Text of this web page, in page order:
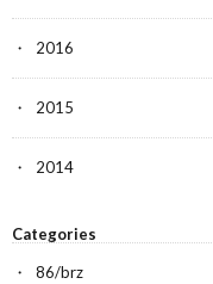
2016
2015
2014
Categories
86/brz